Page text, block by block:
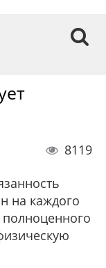
8119
на каждого